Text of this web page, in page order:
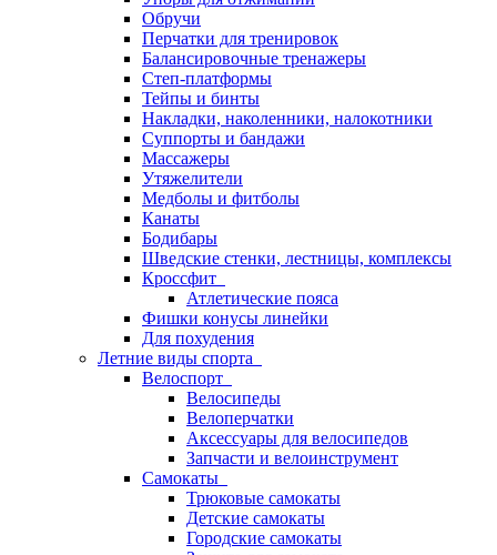
Обручи
Перчатки для тренировок
Балансировочные тренажеры
Степ-платформы
Тейпы и бинты
Накладки, наколенники, налокотники
Суппорты и бандажи
Массажеры
Утяжелители
Медболы и фитболы
Канаты
Бодибары
Шведские стенки, лестницы, комплексы
Кроссфит
Атлетические пояса
Фишки конусы линейки
Для похудения
Летние виды спорта
Велоспорт
Велосипеды
Велоперчатки
Аксессуары для велосипедов
Запчасти и велоинструмент
Самокаты
Трюковые самокаты
Детские самокаты
Городские самокаты